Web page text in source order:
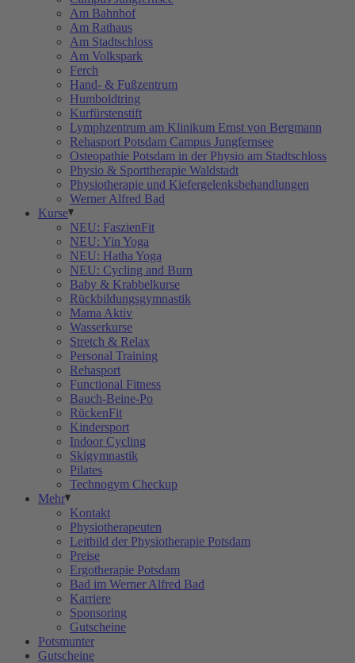
Am Bahnhof
Am Rathaus
Am Stadtschloss
Am Volkspark
Ferch
Hand- & Fußzentrum
Humboldtring
Kurfürstenstift
Lymphzentrum am Klinikum Ernst von Bergmann
Rehasport Potsdam Campus Jungfernsee
Osteopathie Potsdam in der Physio am Stadtschloss
Physio & Sporttherapie Waldstadt
Physiotherapie und Kiefergelenksbehandlungen
Werner Alfred Bad
Kurse
NEU: FaszienFit
NEU: Yin Yoga
NEU: Hatha Yoga
NEU: Cycling and Burn
Baby & Krabbelkurse
Rückbildungsgymnastik
Mama Aktiv
Wasserkurse
Stretch & Relax
Personal Training
Rehasport
Functional Fitness
Bauch-Beine-Po
RückenFit
Kindersport
Indoor Cycling
Skigymnastik
Pilates
Technogym Checkup
Mehr
Kontakt
Physiotherapeuten
Leitbild der Physiotherapie Potsdam
Preise
Ergotherapie Potsdam
Bad im Werner Alfred Bad
Karriere
Sponsoring
Gutscheine
Potsmunter
Gutscheine